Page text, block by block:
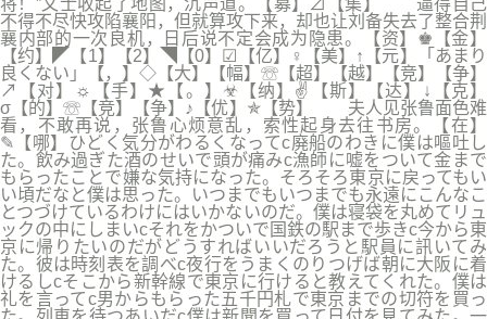
将！”文士收起了地图，沉声道。【募】⊿【集】 逼得自己
不得不尽快攻陷襄阳，但就算攻下来，却也让刘备失去了整合荆
襄内部的一次良机，日后说不定会成为隐患。【资】♚【金】
【约】◤【1】【2】◥【0】☑【亿】♀【美】↑【元】「あまり
良くない」【，】◇【大】【幅】☏【超】【越】【竞】【争】
↗【对】☼【手】★【。】☣【纳】✌【斯】【达】↓【克】
σ【的】☏【竞】【争】♪【优】✯【势】 夫人见张鲁面色难
看，不敢再说，张鲁心烦意乱，索性起身去往书房。【在】
✎【哪】ひどく気分がわるくなってc廃船のわきに僕は嘔吐し
た。飲み過ぎた酒のせいで頭が痛みc漁師に嘘をついて金まで
もらったことで嫌な気持になった。そろそろ東京に戻ってもい
い頃だなと僕は思った。いつまでもいつまでも永遠にこんなこ
とつづけているわけにはいかないのだ。僕は寝袋を丸めてリュ
ックの中にしまいcそれをかついで国鉄の駅まで歩きc今から東
京に帰りたいのだがどうすればいいだろうと駅員に訊いてみ
た。彼は時刻表を調べc夜行をうまくのりつげば朝に大阪に着
けるしcそこから新幹線で東京に行けると教えてくれた。僕は
礼を言ってc男からもらった五千円札で東京までの切符を買っ